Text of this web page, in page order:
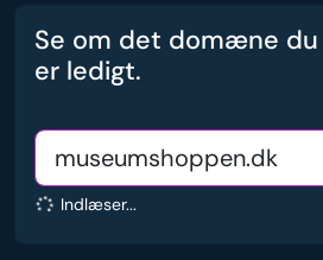
Se om det domæne
er ledigt.
Indlæser...